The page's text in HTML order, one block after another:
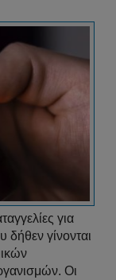
για
γίνονται
Οι